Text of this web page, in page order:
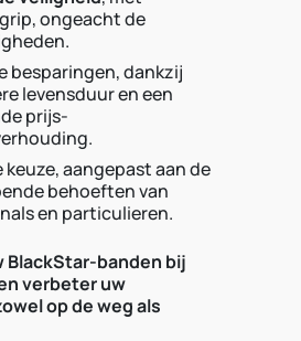
ongeacht de
besparingen, dankzij
levensduur en een
prijs-
keuze, aangepast aan de
behoeften van
en particulieren.
BlackStar-banden bij
verbeter uw
op de weg als